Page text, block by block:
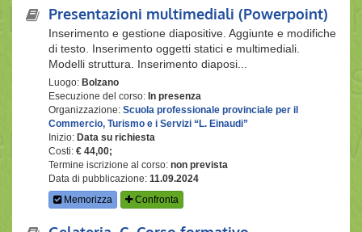
Presentazioni multimediali (Powerpoint)
Inserimento e gestione diapositive. Aggiunte e modifiche
di testo. Inserimento oggetti statici e multimediali.
Modelli struttura. Inserimento diaposi...
Luogo: Bolzano
Esecuzione del corso: In presenza
Organizzazione: Scuola professionale provinciale per il
Commercio, Turismo e i Servizi “L. Einaudi”
Inizio: Data su richiesta
Costi: € 44,00;
Termine iscrizione al corso: non prevista
Data di pubblicazione: 11.09.2024
Memorizza
Confronta